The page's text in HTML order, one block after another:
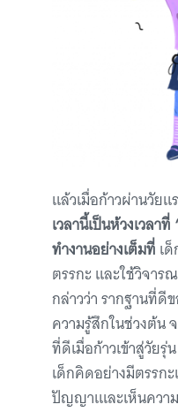
แล้วเมื่อก้าวผ่านวัย
เวลานี้เป็นห้วงเวลา
ทำงานอย่างเต็มที่ เ
ตรรกะ และใช้วิจา
กล่าวว่า รากฐานที่ดี
ความรู้สึกในช่วงต้น
ที่ดีเมื่อก้าวเข้าสู่วัยรุ่
เด็กคิดอย่างมีตรรก
ปัญญาเและเห็นควา